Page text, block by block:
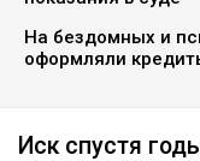
На бездомных и
оформляли
Иск спустя